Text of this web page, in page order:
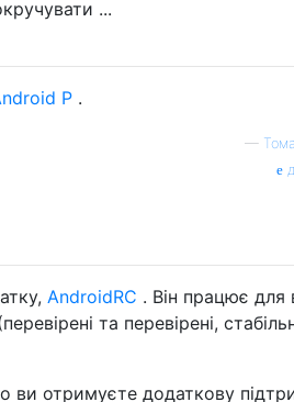
...
P .
—
AndroidRC . Він працює для
та перевірені,
ви отримуєте додаткову